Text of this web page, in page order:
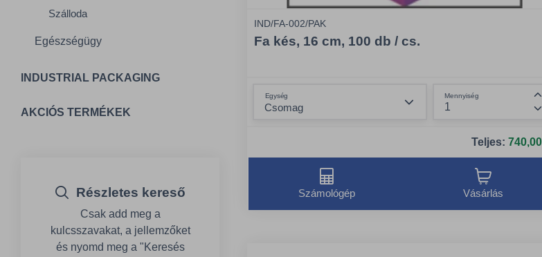
Szálloda
Egészségügy
INDUSTRIAL PACKAGING
AKCIÓS TERMÉKEK
Részletes kereső
Csak add meg a
kulcsszavakat, a jellemzőket
és nyomd meg a "Keresés
IND/FA-002/PAK
Fa kés, 16 cm, 100 db / cs.
Egység Mennyiség
Teljes:
Számológép Vásárlás